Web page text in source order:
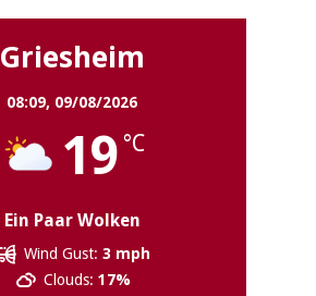
Griesheim
08:09, 09/08/2026
19 °C
Ein Paar Wolken
Wind Gust: 3 mph
Clouds: 17%